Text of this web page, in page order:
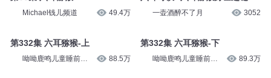
Michael钱儿频道 49.4万
第332集 六耳猕猴-上
呦呦鹿鸣儿童睡前故
88.5万
一壶酒醉不了月 3052
第332集 六耳猕猴-下
呦呦鹿鸣儿童睡前故
89.3万